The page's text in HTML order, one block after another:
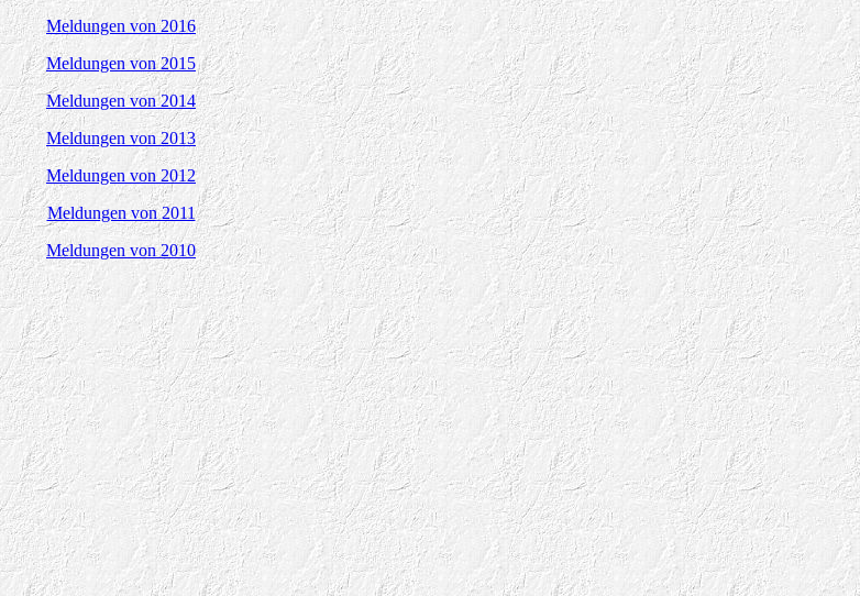
Meldungen von 2016
Meldungen von 2015
Meldungen von 2014
Meldungen von 2013
Meldungen von 2012
Meldungen von 2011
Meldungen von 2010